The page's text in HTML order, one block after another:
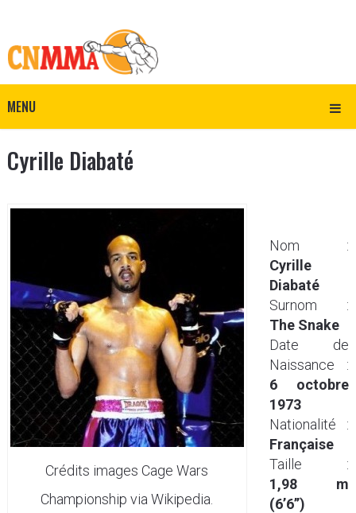
MENU
Cyrille Diabaté
Crédits images Cage Wars
Championship via Wikipedia.
Nom :
Cyrille
Diabaté
Surnom :
The Snake
Date de
Naissance :
6 octobre
1973
Nationalité :
Française
Taille :
1,98 m
(6’6’’)